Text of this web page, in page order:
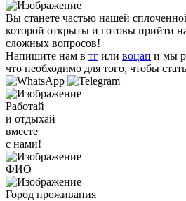
Вы станете частью нашей
которой открыты и готовы прийти
сложных вопросов!
Напишите нам в тг или воцап и мы
что необходимо для того, чтобы
Работай
и отдыхай
вместе
с нами!
ФИО
Город проживания